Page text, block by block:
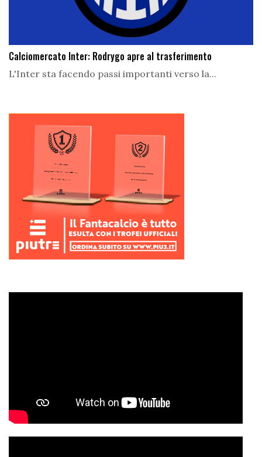
Calciomercato Inter: Rodrygo apre al trasferimento
L'Inter sta facendo passi importanti verso la...